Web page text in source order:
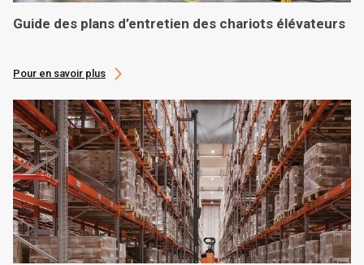
Guide des plans d’entretien des chariots élévateurs
Pour en savoir plus